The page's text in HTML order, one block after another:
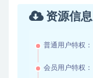
资源信息
普通用户特权：
会员用户特权：